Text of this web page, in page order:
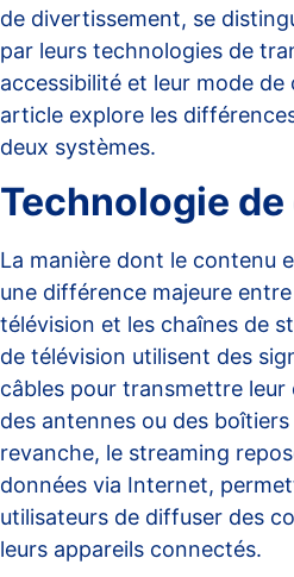
de divertissement, se
par leurs technologies de
accessibilité et leur mode
article explore les
deux systèmes.
Technologie
La manière dont le contenu
une différence majeure
télévision et les chaînes de
de télévision utilisent des
câbles pour transmettre leur
des antennes ou des
revanche, le streaming
données via Internet,
utilisateurs de diffuser des
leurs appareils connectés.